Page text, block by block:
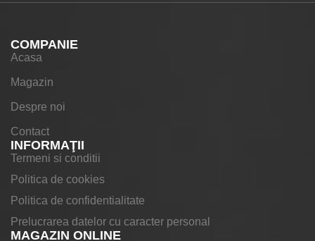
COMPANIE
Acasa
Magazin
Despre noi
Contact
INFORMAŢII
Termeni si conditii
Politica de cookies
Politica de confidentialitate
Prelucrarea datelor cu caracter personal
MAGAZIN ONLINE